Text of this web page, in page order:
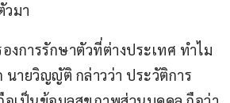
วมา
งการรักษาตัวที่ต่างประเทศ ทำไม
ายวิญญัติ กล่าวว่า ประวัติการ